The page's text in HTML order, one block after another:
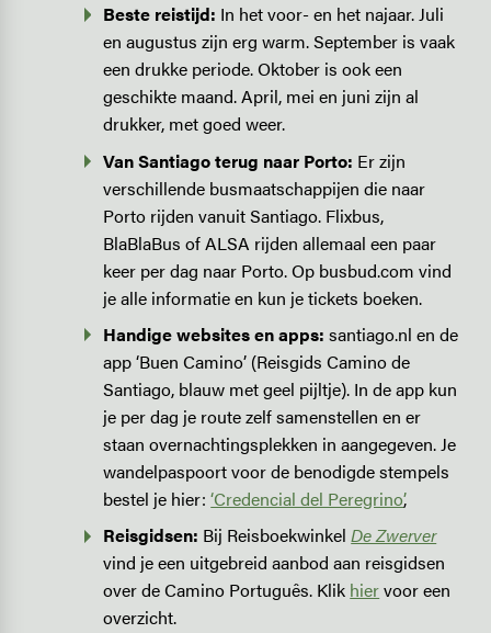
Beste reistijd: In het voor- en het najaar. Juli
en augustus zijn erg warm. September is vaak
een drukke periode. Oktober is ook een
geschikte maand. April, mei en juni zijn al
drukker, met goed weer.
Van Santiago terug naar Porto: Er zijn
verschillende busmaatschappijen die naar
Porto rijden vanuit Santiago. Flixbus,
BlaBlaBus of ALSA rijden allemaal een paar
keer per dag naar Porto. Op busbud.com vind
je alle informatie en kun je tickets boeken.
Handige websites en apps:santiago.nl en de
app ‘Buen Camino’ (Reisgids Camino de
Santiago, blauw met geel pijltje). In de app kun
je per dag je route zelf samenstellen en er
staan overnachtingsplekken in aangegeven. Je
wandelpaspoort voor de benodigde stempels
bestel je hier:‘Credencial del Peregrino’,
Reisgidsen: Bij ReisboekwinkelDe Zwerver
vind je een uitgebreid aanbod aan reisgidsen
over de Camino Português. Klik hiervoor een
overzicht.